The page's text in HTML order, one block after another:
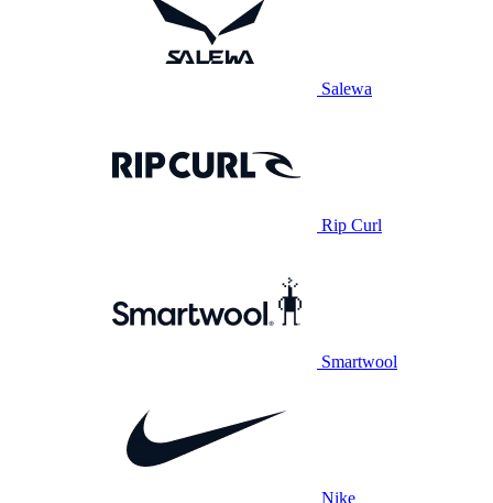
Salewa
Rip Curl
Smartwool
Nike